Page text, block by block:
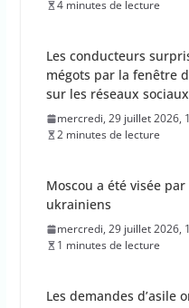
mégots par la fenêtre
mercredi, 29 juillet 2026,
2 minutes de lecture
Moscou a été visée
ukrainiens
1 minutes de lecture
Les demandes d’asile